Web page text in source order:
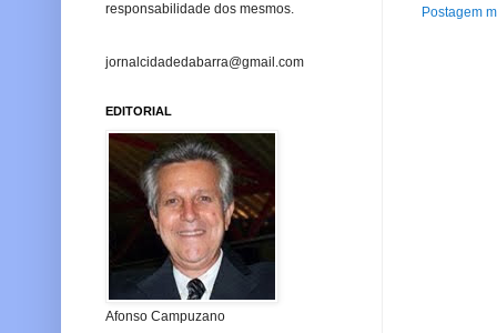
Postagem
responsabilidade dos mesmos.
jornalcidadedabarra@gmail.com
EDITORIAL
Afonso Campuzano